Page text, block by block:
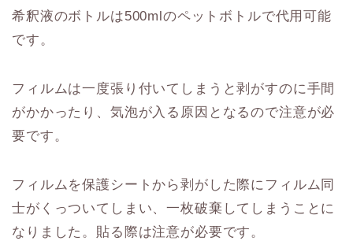
希釈液のボトルは500mlのペットボトルで代用可能
です。
フィルムは一度張り付いてしまうと剥がすのに手間
がかかったり、気泡が入る原因となるので注意が必
要です。
フィルムを保護シートから剥がした際にフィルム同
士がくっついてしまい、一枚破棄してしまうことに
なりました。貼る際は注意が必要です。